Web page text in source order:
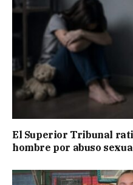
El Superior Tribunal
hombre por abuso